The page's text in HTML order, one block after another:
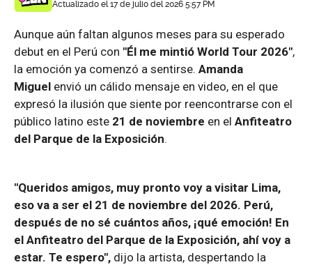
Actualizado el 17 de julio del 2026 5:57 PM
Aunque aún faltan algunos meses para su esperado
debut en el Perú con "Él me mintió World Tour 2026",
la emoción ya comenzó a sentirse. Amanda
Miguel envió un cálido mensaje en video, en el que
expresó la ilusión que siente por reencontrarse con el
público latino este 21 de noviembre en el Anfiteatro
del Parque de la Exposición.
"Queridos amigos, muy pronto voy a visitar Lima,
eso va a ser el 21 de noviembre del 2026. Perú,
después de no sé cuántos años, ¡qué emoción! En
el Anfiteatro del Parque de la Exposición, ahí voy a
estar. Te espero", dijo la artista, despertando la